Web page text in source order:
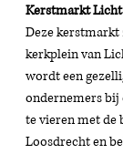
Kerstmarkt
Deze kerstmarkt
kerkplein van
wordt een
ondernemers bij
te vieren met de
Loosdrecht en